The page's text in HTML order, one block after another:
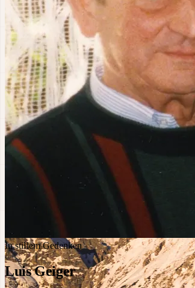
In stillem Gedenken
Luis Geiger